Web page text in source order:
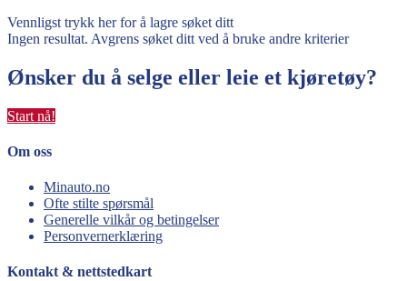
Vennligst trykk her for å lagre søket ditt
Ingen resultat. Avgrens søket ditt ved å bruke andre kriterier
Ønsker du å selge eller leie et kjøretøy?
Start nå!
Om oss
Minauto.no
Ofte stilte spørsmål
Generelle vilkår og betingelser
Personvernerklæring
Kontakt & nettstedkart